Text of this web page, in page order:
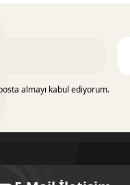
almayı kabul ediyorum.